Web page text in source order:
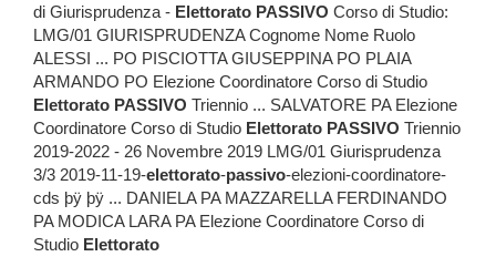
di Giurisprudenza - Elettorato PASSIVO Corso di Studio:
LMG/01 GIURISPRUDENZA Cognome Nome Ruolo
ALESSI ... PO PISCIOTTA GIUSEPPINA PO PLAIA
ARMANDO PO Elezione Coordinatore Corso di Studio
Elettorato PASSIVO Triennio ... SALVATORE PA Elezione
Coordinatore Corso di Studio Elettorato PASSIVO Triennio
2019-2022 - 26 Novembre 2019 LMG/01 Giurisprudenza
3/3 2019-11-19-elettorato-passivo-elezioni-coordinatore-
cds þÿ þÿ ... DANIELA PA MAZZARELLA FERDINANDO
PA MODICA LARA PA Elezione Coordinatore Corso di
Studio Elettorato